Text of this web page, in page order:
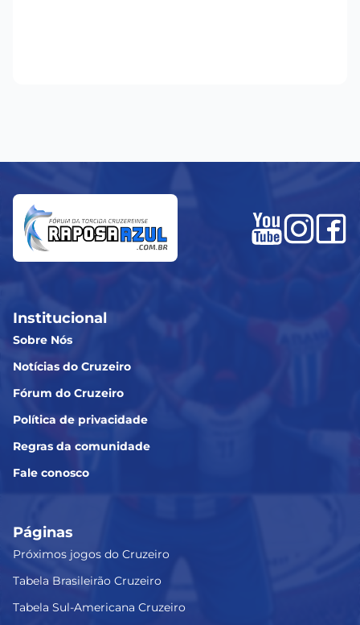
Institucional
Sobre Nós
Notícias do Cruzeiro
Fórum do Cruzeiro
Política de privacidade
Regras da comunidade
Fale conosco
Páginas
Próximos jogos do Cruzeiro
Tabela Brasileirão Cruzeiro
Tabela Sul-Americana Cruzeiro